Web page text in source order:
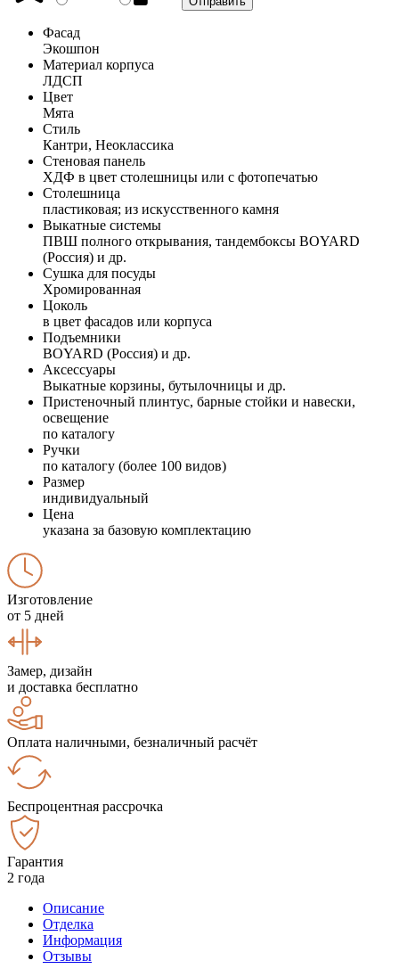
Фасад
Экошпон
Материал корпуса
ЛДСП
Цвет
Мята
Стиль
Кантри, Неоклассика
Стеновая панель
ХДФ в цвет столешницы или с фотопечатью
Столешница
пластиковая; из искусственного камня
Выкатные системы
ПВШ полного открывания, тандембоксы BOYARD
(Россия) и др.
Сушка для посуды
Хромированная
Цоколь
в цвет фасадов или корпуса
Подъемники
BOYARD (Россия) и др.
Аксессуары
Выкатные корзины, бутылочницы и др.
Пристеночный плинтус, барные стойки и навески,
освещение
по каталогу
Ручки
по каталогу (более 100 видов)
Размер
индивидуальный
Цена
указана за базовую комплектацию
Изготовление
от 5 дней
Замер, дизайн
и доставка бесплатно
Оплата наличными, безналичный расчёт
Беспроцентная рассрочка
Гарантия
2 года
Описание
Отделка
Информация
Отзывы